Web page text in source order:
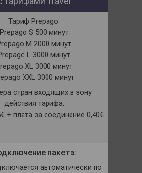
Тариф Prepago:
Prepago S 500 минут
M 2000 минут
L 3000 минут
XL 3000 минут
XXL 3000 минут
стран входящих в зону
действия тарифа.
+ плата за соединение 0,40€
пакета:
автоматически по